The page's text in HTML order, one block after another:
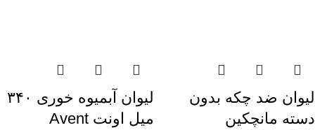
لیوان ضد چکه بدون
دسته مانچکین
لیوان آبمیوه خوری ۳۴۰
میل اونت Avent